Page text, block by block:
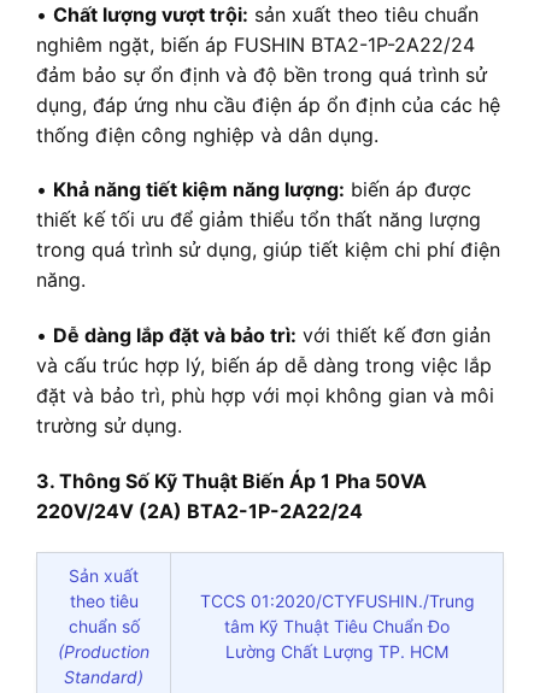
• Chất lượng vượt trội: sản xuất theo tiêu chuẩn
nghiêm ngặt, biến áp FUSHIN BTA2-1P-2A22/24
đảm bảo sự ổn định và độ bền trong quá trình sử
dụng, đáp ứng nhu cầu điện áp ổn định của các hệ
thống điện công nghiệp và dân dụng.
• Khả năng tiết kiệm năng lượng: biến áp được
thiết kế tối ưu để giảm thiểu tổn thất năng lượng
trong quá trình sử dụng, giúp tiết kiệm chi phí điện
năng.
• Dễ dàng lắp đặt và bảo trì: với thiết kế đơn giản
và cấu trúc hợp lý, biến áp dễ dàng trong việc lắp
đặt và bảo trì, phù hợp với mọi không gian và môi
trường sử dụng.
3. Thông Số Kỹ Thuật Biến Áp 1 Pha 50VA
220V/24V (2A) BTA2-1P-2A22/24
Sản xuất
theo tiêu
chuẩn số
(Production
Standard)
TCCS 01:2020/CTYFUSHIN./Trung
tâm Kỹ Thuật Tiêu Chuẩn Đo
Lường Chất Lượng TP. HCM